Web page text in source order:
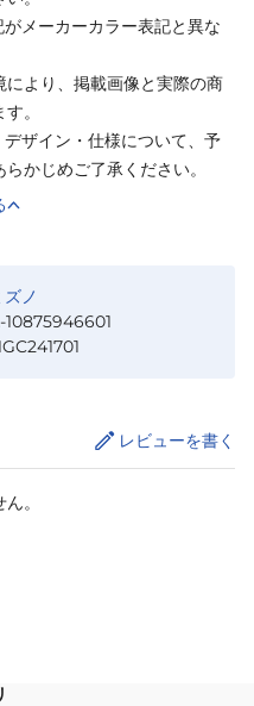
メーカーカラー表記と異な
より、掲載画像と実際の商
。
ザイン・仕様について、予
かじめご了承ください。
ズノ
10875946601
レビューを書く
。